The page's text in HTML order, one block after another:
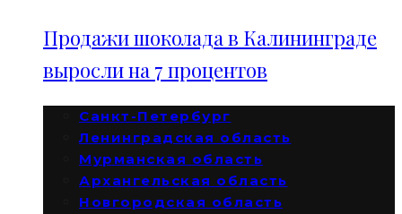
Продажи шоколада в Калининграде
выросли на 7 процентов
Санкт-Петербург
Ленинградская область
Мурманская область
Архангельская область
Новгородская область